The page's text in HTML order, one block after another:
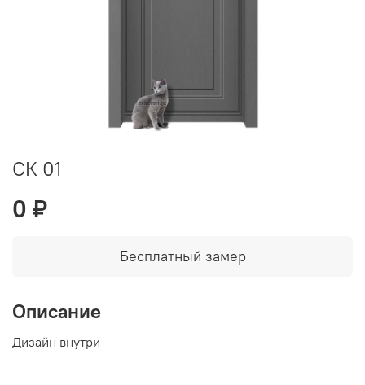
СК 01
0 ₽
Бесплатный замер
Описание
Дизайн внутри